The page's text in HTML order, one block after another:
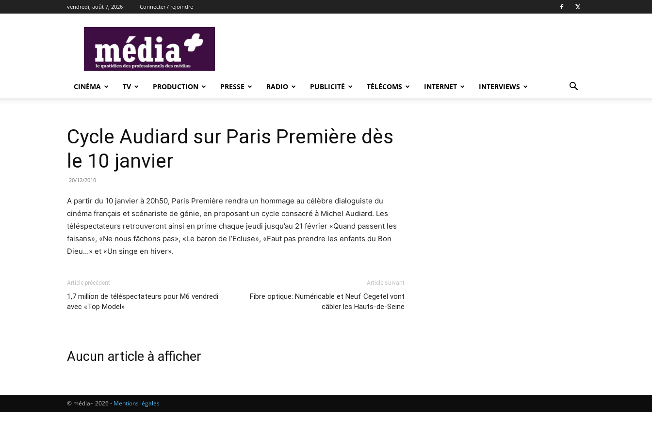
vendredi, août 7, 2026 Connecter / rejoindre
CINÉMA TV PRODUCTION PRESSE RADIO PUBLICITÉ TÉLÉCOMS INTERNET INTERVIEWS
Cycle Audiard sur Paris Première dès
le 10 janvier
20/12/2010
A partir du 10 janvier à 20h50, Paris Première rendra un hommage au célèbre dialoguiste du
cinéma français et scénariste de génie, en proposant un cycle consacré à Michel Audiard. Les
téléspectateurs retrouveront ainsi en prime chaque jeudi jusqu’au 21 février «Quand passent les
faisans», «Ne nous fâchons pas», «Le baron de l’Ecluse», «Faut pas prendre les enfants du Bon
Dieu…» et «Un singe en hiver».
Article précédent
1,7 million de téléspectateurs pour M6 vendredi
avec «Top Model»
Article suivant
Fibre optique: Numéricable et Neuf Cegetel vont
câbler les Hauts-de-Seine
Aucun article à afficher
© média+ 2026 - Mentions légales